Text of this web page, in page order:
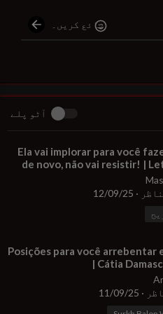
s e hábitos saudáveis para
شائع کریں۔
آٹو پلے
⁣🍎 Ela vai implorar para você
de novo, não vai resistir! |
·
⁣2 Posições para você arrebentar
| Cátia
·